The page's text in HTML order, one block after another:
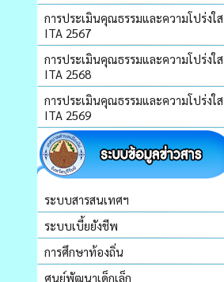
การประเมินคุณธรรมและความโปร่งใส
ITA 2567
การประเมินคุณธรรมและความโปร่งใส
ITA 2568
การประเมินคุณธรรมและความโปร่งใส
ITA 2569
ระบบสารสนเทศฯ
ระบบเบี้ยยังชีพ
การศึกษาท้องถิ่น
ศูนย์พัฒนาเด็กเล็ก